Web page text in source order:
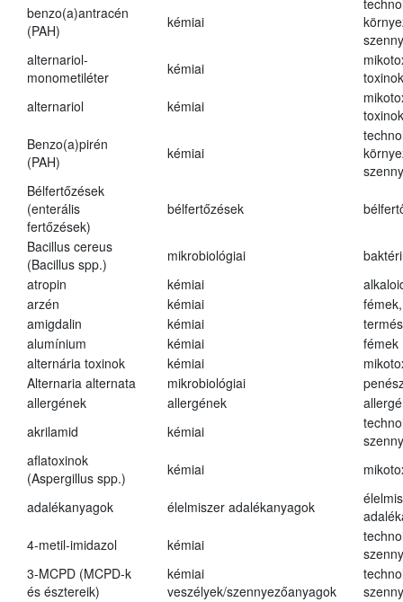
benzo(a)antracén
(PAH)
kémiai
alternariol-
monometiléter
kémiai
toxinok
alternariol
kémiai
toxinok
Benzo(a)pirén
(PAH)
kémiai
Bélfertőzések
(enterális
fertőzések)
bélfertőzések
Bacillus cereus
(Bacillus spp.)
mikrobiológiai
atropin
kémiai
arzén
kémiai
amigdalin
kémiai
alumínium
kémiai
fémek
alternária toxinok
kémiai
Alternaria alternata
mikrobiológiai
allergének
allergének
akrilamid
kémiai
aflatoxinok
(Aspergillus spp.)
kémiai
adalékanyagok élelmiszer adalékanyagok
4-metil-imidazol
kémiai
3-MCPD (MCPD-k
és észtereik)
kémiai
veszélyek/szennyezőanyagok